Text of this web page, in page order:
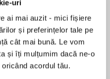
uri
ai mai auzit - mici fișiere
și preferințelor tale pe
cât mai bună. Le vom
și îți mulțumim dacă ne-o
acordul tău.
author Peter V.
Demon